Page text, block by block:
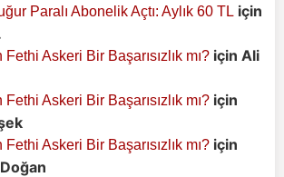
Paralı Abonelik Açtı: Aylık 60 TL için
Fethi Askeri Bir Başarısızlık mı? için Ali
Fethi Askeri Bir Başarısızlık mı? için
Fethi Askeri Bir Başarısızlık mı? için